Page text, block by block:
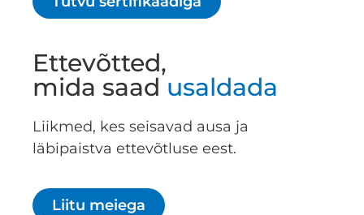
Ettevõtted,
mida saad usaldada
Liikmed, kes seisavad ausa ja
läbipaistva ettevõtluse eest.
Liitu meiega